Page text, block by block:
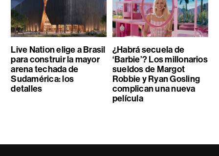
Live Nation elige a Brasil
para construir la mayor
arena techada de
Sudamérica: los
detalles
¿Habrá secuela de
‘Barbie’? Los millonarios
sueldos de Margot
Robbie y Ryan Gosling
complican una nueva
película